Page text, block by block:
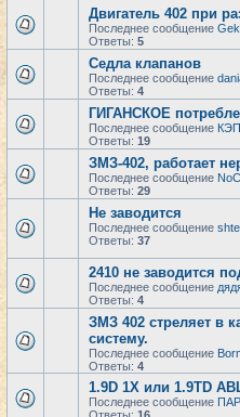
Двигатель 402 при
Последнее сообщение
Ответы: 5
Седла клапанов
Последнее сообщение
Ответы: 4
ГИГАНСКОЕ
Последнее сообщение КЭП
Ответы: 19
ЗМЗ-402, работает
Последнее сообщение
Ответы: 29
Не заводится
Последнее сообщение
Ответы: 37
2410 не заводится
Последнее сообщение
Ответы: 4
ЗМЗ 402 стреляет в
систему.
Последнее сообщение
Ответы: 4
1.9D 1X или 1.9TD
Последнее сообщение